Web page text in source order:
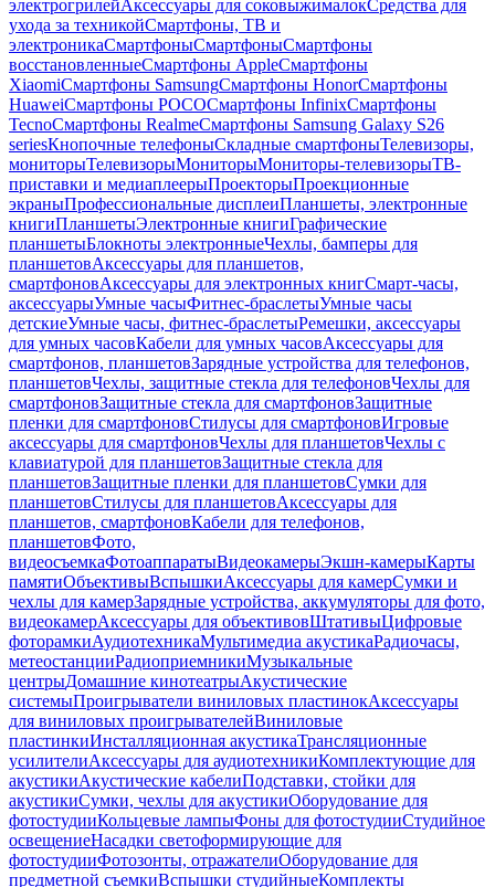
электрогрилейАксессуары для соковыжималокСредства для
ухода за техникойСмартфоны, ТВ и
электроникаСмартфоныСмартфоныСмартфоны
восстановленныеСмартфоны AppleСмартфоны
XiaomiСмартфоны SamsungСмартфоны HonorСмартфоны
HuaweiСмартфоны POCOСмартфоны InfinixСмартфоны
TecnoСмартфоны RealmeСмартфоны Samsung Galaxy S26
seriesКнопочные телефоныСкладные смартфоныТелевизоры,
мониторыТелевизорыМониторыМониторы-телевизорыТВ-
приставки и медиаплеерыПроекторыПроекционные
экраныПрофессиональные дисплеиПланшеты, электронные
книгиПланшетыЭлектронные книгиГрафические
планшетыБлокноты электронныеЧехлы, бамперы для
планшетовАксессуары для планшетов,
смартфоновАксессуары для электронных книгСмарт-часы,
аксессуарыУмные часыФитнес-браслетыУмные часы
детскиеУмные часы, фитнес-браслетыРемешки, аксессуары
для умных часовКабели для умных часовАксессуары для
смартфонов, планшетовЗарядные устройства для телефонов,
планшетовЧехлы, защитные стекла для телефоновЧехлы для
смартфоновЗащитные стекла для смартфоновЗащитные
пленки для смартфоновСтилусы для смартфоновИгровые
аксессуары для смартфоновЧехлы для планшетовЧехлы с
клавиатурой для планшетовЗащитные стекла для
планшетовЗащитные пленки для планшетовСумки для
планшетовСтилусы для планшетовАксессуары для
планшетов, смартфоновКабели для телефонов,
планшетовФото,
видеосъемкаФотоаппаратыВидеокамерыЭкшн-камерыКарты
памятиОбъективыВспышкиАксессуары для камерСумки и
чехлы для камерЗарядные устройства, аккумуляторы для фото,
видеокамерАксессуары для объективовШтативыЦифровые
фоторамкиАудиотехникаМультимедиа акустикаРадиочасы,
метеостанцииРадиоприемникиМузыкальные
центрыДомашние кинотеатрыАкустические
системыПроигрыватели виниловых пластинокАксессуары
для виниловых проигрывателейВиниловые
пластинкиИнсталляционная акустикаТрансляционные
усилителиАксессуары для аудиотехникиКомплектующие для
акустикиАкустические кабелиПодставки, стойки для
акустикиСумки, чехлы для акустикиОборудование для
фотостудииКольцевые лампыФоны для фотостудииСтудийное
освещениеНасадки светоформирующие для
фотостудииФотозонты, отражателиОборудование для
предметной съемкиВспышки студийныеКомплекты